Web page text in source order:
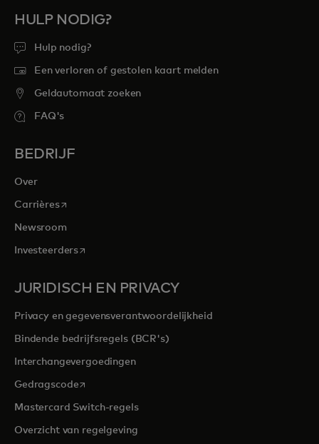
HULP NODIG?
Hulp nodig?
Een verloren of gestolen kaart melden
Geldautomaat zoeken
FAQ's
BEDRIJF
Over
Carrièresopens in a new tab
Newsroom
Investeerdersopens in a new tab
JURIDISCH EN PRIVACY
Privacy en gegevensverantwoordelijkheid
Bindende bedrijfsregels (BCR's)
Interchangevergoedingen
Gedragscodeopens in a new tab
Mastercard Switch-regels
Overzicht van regelgeving